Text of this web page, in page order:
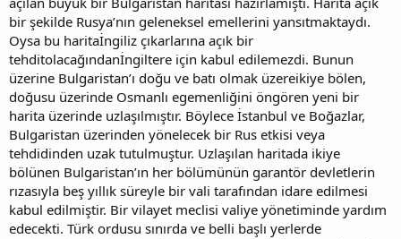
bir şekilde Rusya’nın geleneksel emellerini yansıtmaktaydı.
Oysa bu haritaİngiliz çıkarlarına açık bir
tehditolacağındanİngiltere için kabul edilemezdi. Bunun
üzerine Bulgaristan’ı doğu ve batı olmak üzereikiye bölen,
doğusu üzerinde Osmanlı egemenliğini öngören yeni bir
harita üzerinde uzlaşılmıştır. Böylece İstanbul ve Boğazlar,
Bulgaristan üzerinden yönelecek bir Rus etkisi veya
tehdidinden uzak tutulmuştur. Uzlaşılan haritada ikiye
bölünen Bulgaristan’ın her bölümünün garantör devletlerin
rızasıyla beş yıllık süreyle bir vali tarafından idare edilmesi
kabul edilmiştir. Bir vilayet meclisi valiye yönetiminde yardım
edecekti. Türk ordusu sınırda ve belli başlı yerlerde